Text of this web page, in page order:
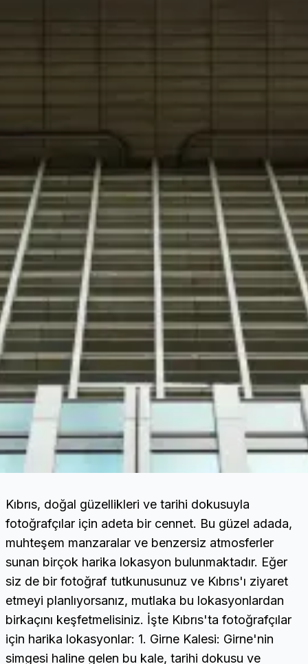
Kıbrıs, doğal güzellikleri ve tarihi dokusuyla
fotoğrafçılar için adeta bir cennet. Bu güzel adada,
muhteşem manzaralar ve benzersiz atmosferler
sunan birçok harika lokasyon bulunmaktadır. Eğer
siz de bir fotoğraf tutkunusunuz ve Kıbrıs'ı ziyaret
etmeyi planlıyorsanız, mutlaka bu lokasyonlardan
birkaçını keşfetmelisiniz. İşte Kıbrıs'ta fotoğrafçılar
için harika lokasyonlar: 1. Girne Kalesi: Girne'nin
simgesi haline gelen bu kale, tarihi dokusu ve